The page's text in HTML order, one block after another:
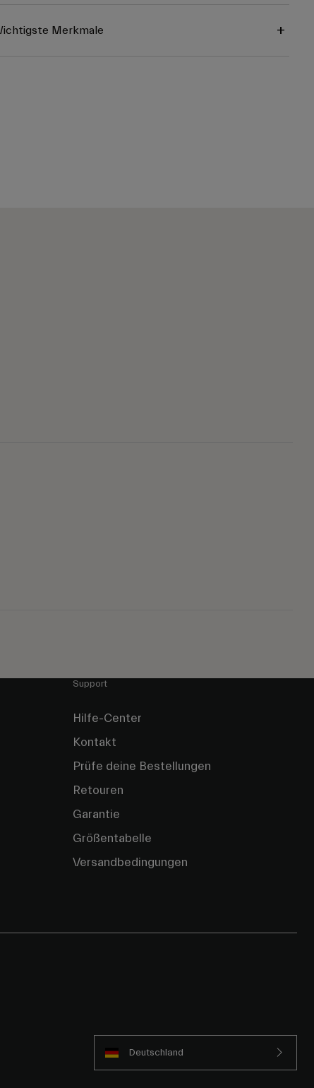
Merkmale
Support
Hilfe-Center
Kontakt
Prüfe deine Bestellungen
Retouren
Garantie
Größentabelle
Versandbedingungen
Deutschland